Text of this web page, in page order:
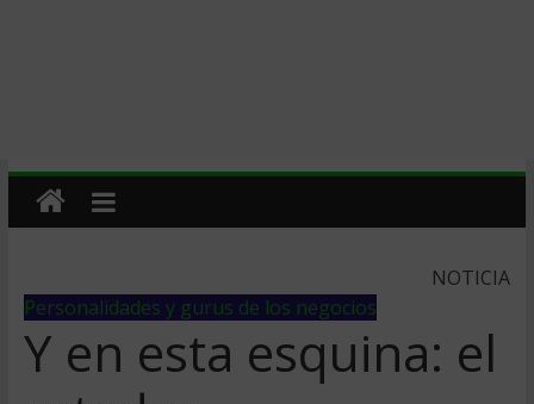
NOTICIA
Personalidades y gurus de los negocios
Y en esta esquina: el